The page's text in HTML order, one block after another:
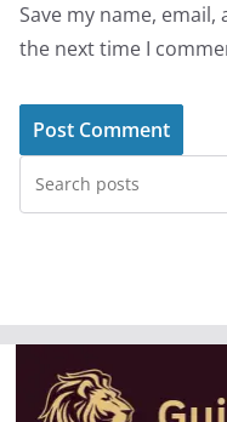
Save my name,
the next time I